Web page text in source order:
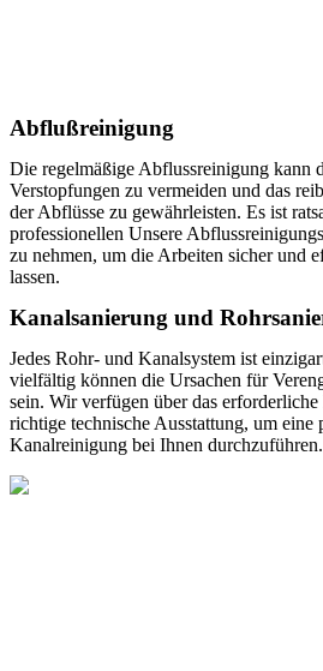
Abflußreinigung
Die regelmäßige Abflussreinigung kann
Verstopfungen zu vermeiden und das
der Abflüsse zu gewährleisten. Es ist
professionellen Unsere
zu nehmen, um die Arbeiten sicher und
lassen.
Kanalsanierung und
Jedes Rohr- und Kanalsystem ist
vielfältig können die Ursachen für
sein. Wir verfügen über das
richtige technische Ausstattung, um eine
Kanalreinigung bei Ihnen durchzuführen.